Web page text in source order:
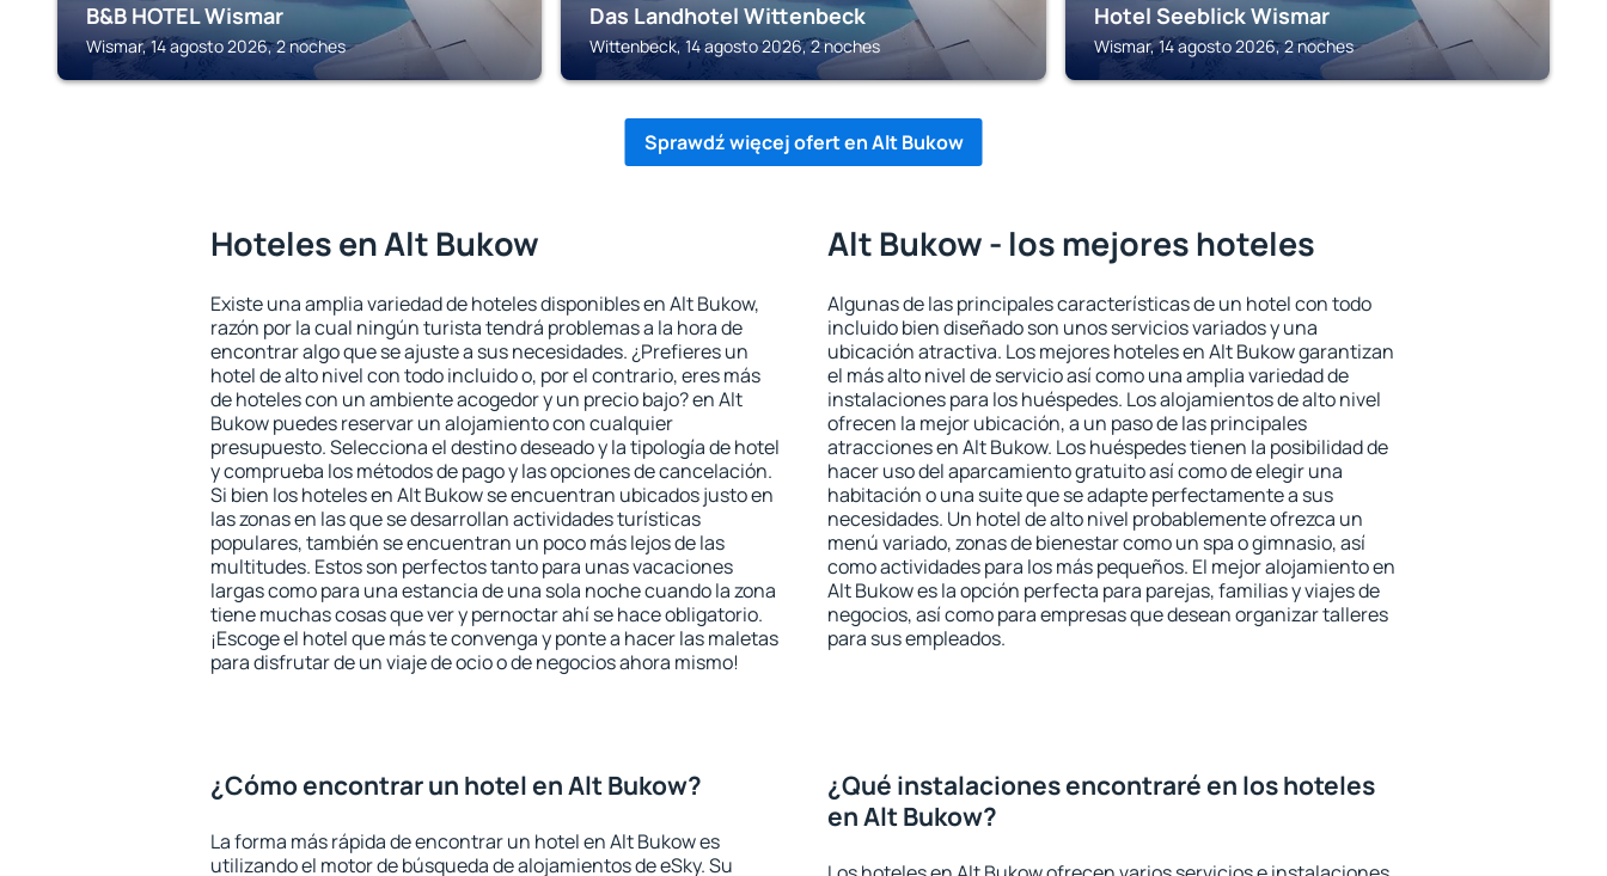
B&B HOTEL Wismar
Wismar, 14 agosto 2026, 2 noches
Das Landhotel Wittenbeck
Wittenbeck, 14 agosto 2026, 2 noches
Hotel Seeblick Wismar
Wismar, 14 agosto 2026, 2 noches
Sprawdź więcej ofert en Alt Bukow
Hoteles en Alt Bukow
Existe una amplia variedad de hoteles disponibles en Alt Bukow,
razón por la cual ningún turista tendrá problemas a la hora de
encontrar algo que se ajuste a sus necesidades. ¿Prefieres un
hotel de alto nivel con todo incluido o, por el contrario, eres más
de hoteles con un ambiente acogedor y un precio bajo? en Alt
Bukow puedes reservar un alojamiento con cualquier
presupuesto. Selecciona el destino deseado y la tipología de hotel
y comprueba los métodos de pago y las opciones de cancelación.
Si bien los hoteles en Alt Bukow se encuentran ubicados justo en
las zonas en las que se desarrollan actividades turísticas
populares, también se encuentran un poco más lejos de las
multitudes. Estos son perfectos tanto para unas vacaciones
largas como para una estancia de una sola noche cuando la zona
tiene muchas cosas que ver y pernoctar ahí se hace obligatorio.
¡Escoge el hotel que más te convenga y ponte a hacer las maletas
para disfrutar de un viaje de ocio o de negocios ahora mismo!
Alt Bukow - los mejores hoteles
Algunas de las principales características de un hotel con todo
incluido bien diseñado son unos servicios variados y una
ubicación atractiva. Los mejores hoteles en Alt Bukow garantizan
el más alto nivel de servicio así como una amplia variedad de
instalaciones para los huéspedes. Los alojamientos de alto nivel
ofrecen la mejor ubicación, a un paso de las principales
atracciones en Alt Bukow. Los huéspedes tienen la posibilidad de
hacer uso del aparcamiento gratuito así como de elegir una
habitación o una suite que se adapte perfectamente a sus
necesidades. Un hotel de alto nivel probablemente ofrezca un
menú variado, zonas de bienestar como un spa o gimnasio, así
como actividades para los más pequeños. El mejor alojamiento en
Alt Bukow es la opción perfecta para parejas, familias y viajes de
negocios, así como para empresas que desean organizar talleres
para sus empleados.
¿Cómo encontrar un hotel en Alt Bukow?
La forma más rápida de encontrar un hotel en Alt Bukow es
utilizando el motor de búsqueda de alojamientos de eSky. Su
¿Qué instalaciones encontraré en los hoteles
en Alt Bukow?